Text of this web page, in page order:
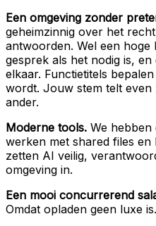
Een omgeving zonder
geheimzinnig over het
antwoorden. Wel een hoge
gesprek als het nodig is, en
elkaar. Functietitels
wordt. Jouw stem telt even
ander.
Moderne tools. We hebben
werken met shared files
zetten AI veilig,
omgeving in.
Een mooi concurrerend
Omdat opladen geen luxe is.